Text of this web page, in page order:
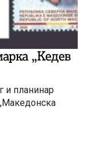
„Кедев
и планинар